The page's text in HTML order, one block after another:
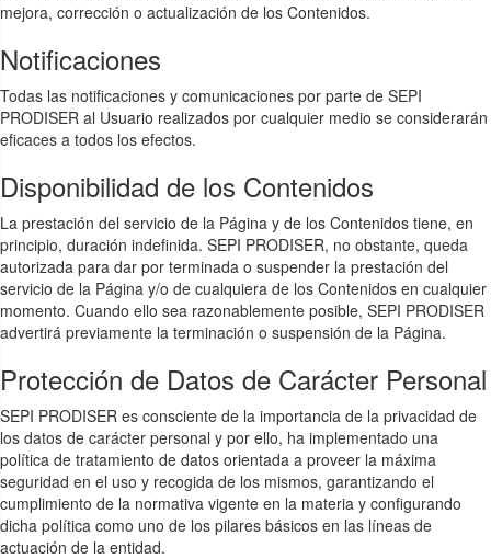
mejora, corrección o actualización de los Contenidos.
Notificaciones
Todas las notificaciones y comunicaciones por parte de SEPI
PRODISER al Usuario realizados por cualquier medio se considerarán
eficaces a todos los efectos.
Disponibilidad de los Contenidos
La prestación del servicio de la Página y de los Contenidos tiene, en
principio, duración indefinida. SEPI PRODISER, no obstante, queda
autorizada para dar por terminada o suspender la prestación del
servicio de la Página y/o de cualquiera de los Contenidos en cualquier
momento. Cuando ello sea razonablemente posible, SEPI PRODISER
advertirá previamente la terminación o suspensión de la Página.
Protección de Datos de Carácter Personal
SEPI PRODISER es consciente de la importancia de la privacidad de
los datos de carácter personal y por ello, ha implementado una
política de tratamiento de datos orientada a proveer la máxima
seguridad en el uso y recogida de los mismos, garantizando el
cumplimiento de la normativa vigente en la materia y configurando
dicha política como uno de los pilares básicos en las líneas de
actuación de la entidad.